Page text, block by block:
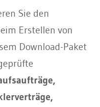
Sie den
Erstellen von
Download-Paket